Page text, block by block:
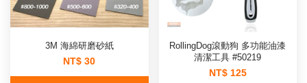
3M 海綿研磨砂紙
NT$ 30
RollingDog滾動狗 多功能油漆
清潔工具 #50219
NT$ 125